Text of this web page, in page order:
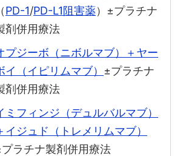
（PD-1/PD-L1阻害薬）±プラチナ
剤併用療法
プジーボ（ニボルマブ）＋ヤー
イ（イピリムマブ） ±プラチナ
剤併用療法
ミフィンジ（デュルバルマブ）
イジュド（トレメリムマブ）
ラチナ製剤併用療法